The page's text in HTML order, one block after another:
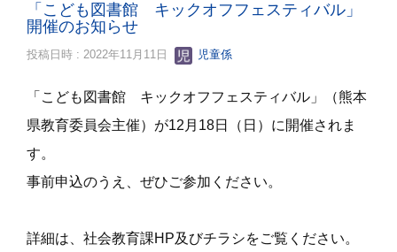
「こども図書館 キックオフフェスティバル」
開催のお知らせ
投稿日時 : 2022年11月11日 児童係
「こども図書館 キックオフフェスティバル」（熊本
県教育委員会主催）が12月18日（日）に開催されま
す。
事前申込のうえ、ぜひご参加ください。
詳細は、社会教育課HP及びチラシをご覧ください。